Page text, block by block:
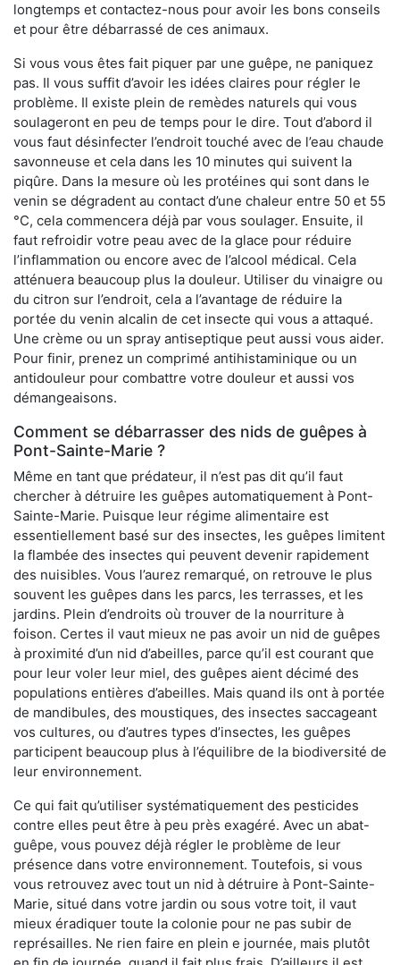
longtemps et contactez-nous pour avoir les bons conseils
et pour être débarrassé de ces animaux.
Si vous vous êtes fait piquer par une guêpe, ne paniquez
pas. Il vous suffit d’avoir les idées claires pour régler le
problème. Il existe plein de remèdes naturels qui vous
soulageront en peu de temps pour le dire. Tout d’abord il
vous faut désinfecter l’endroit touché avec de l’eau chaude
savonneuse et cela dans les 10 minutes qui suivent la
piqûre. Dans la mesure où les protéines qui sont dans le
venin se dégradent au contact d’une chaleur entre 50 et 55
°C, cela commencera déjà par vous soulager. Ensuite, il
faut refroidir votre peau avec de la glace pour réduire
l’inflammation ou encore avec de l’alcool médical. Cela
atténuera beaucoup plus la douleur. Utiliser du vinaigre ou
du citron sur l’endroit, cela a l’avantage de réduire la
portée du venin alcalin de cet insecte qui vous a attaqué.
Une crème ou un spray antiseptique peut aussi vous aider.
Pour finir, prenez un comprimé antihistaminique ou un
antidouleur pour combattre votre douleur et aussi vos
démangeaisons.
Comment se débarrasser des nids de guêpes à
Pont-Sainte-Marie ?
Même en tant que prédateur, il n’est pas dit qu’il faut
chercher à détruire les guêpes automatiquement à Pont-
Sainte-Marie. Puisque leur régime alimentaire est
essentiellement basé sur des insectes, les guêpes limitent
la flambée des insectes qui peuvent devenir rapidement
des nuisibles. Vous l’aurez remarqué, on retrouve le plus
souvent les guêpes dans les parcs, les terrasses, et les
jardins. Plein d’endroits où trouver de la nourriture à
foison. Certes il vaut mieux ne pas avoir un nid de guêpes
à proximité d’un nid d’abeilles, parce qu’il est courant que
pour leur voler leur miel, des guêpes aient décimé des
populations entières d’abeilles. Mais quand ils ont à portée
de mandibules, des moustiques, des insectes saccageant
vos cultures, ou d’autres types d’insectes, les guêpes
participent beaucoup plus à l’équilibre de la biodiversité de
leur environnement.
Ce qui fait qu’utiliser systématiquement des pesticides
contre elles peut être à peu près exagéré. Avec un abat-
guêpe, vous pouvez déjà régler le problème de leur
présence dans votre environnement. Toutefois, si vous
vous retrouvez avec tout un nid à détruire à Pont-Sainte-
Marie, situé dans votre jardin ou sous votre toit, il vaut
mieux éradiquer toute la colonie pour ne pas subir de
représailles. Ne rien faire en plein e journée, mais plutôt